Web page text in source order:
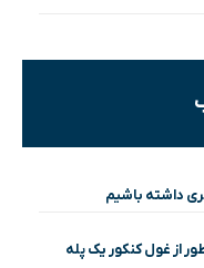
داشته باشیم
از غول کنکور یک پله